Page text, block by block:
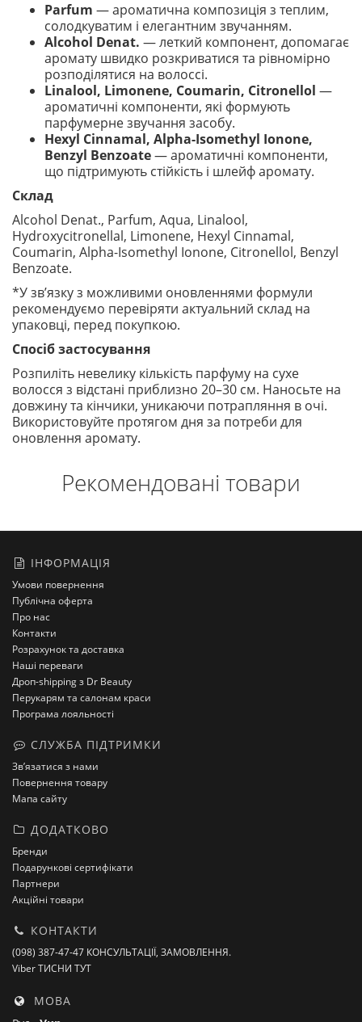
Parfum — ароматична композиція з теплим,
солодкуватим і елегантним звучанням.
Alcohol Denat. — леткий компонент, допомагає
аромату швидко розкриватися та рівномірно
розподілятися на волоссі.
Linalool, Limonene, Coumarin, Citronellol —
ароматичні компоненти, які формують
парфумерне звучання засобу.
Hexyl Cinnamal, Alpha-Isomethyl Ionone,
Benzyl Benzoate— ароматичні компоненти,
що підтримують стійкість і шлейф аромату.
Склад
Alcohol Denat., Parfum, Aqua, Linalool,
Hydroxycitronellal, Limonene, Hexyl Cinnamal,
Coumarin, Alpha-Isomethyl Ionone, Citronellol, Benzyl
Benzoate.
*У зв’язку з можливими оновленнями формули
рекомендуємо перевіряти актуальний склад на
упаковці, перед покупкою.
Спосіб застосування
Розпиліть невелику кількість парфуму на сухе
волосся з відстані приблизно 20–30 см. Наносьте на
довжину та кінчики, уникаючи потрапляння в очі.
Використовуйте протягом дня за потреби для
оновлення аромату.
Рекомендовані товари
ІНФОРМАЦІЯ
Умови повернення
Публічна оферта
Про нас
Контакти
Розрахунок та доставка
Наші переваги
Дроп-shipping з Dr Beauty
Перукарям та салонам краси
Програма лояльності
СЛУЖБА ПІДТРИМКИ
Зв’язатися з нами
Повернення товару
Мапа сайту
ДОДАТКОВО
Бренди
Подарункові сертифікати
Партнери
Акційні товари
КОНТАКТИ
(098) 387-47-47 КОНСУЛЬТАЦІЇ, ЗАМОВЛЕННЯ.
Viber ТИСНИ ТУТ
МОВА